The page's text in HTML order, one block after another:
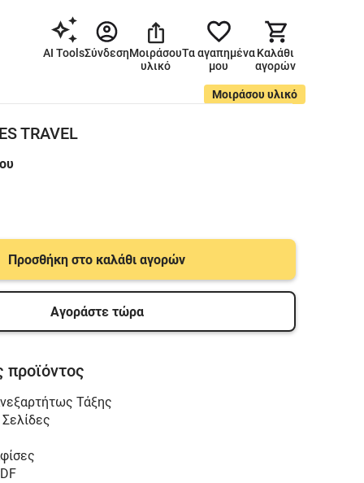
AI ToolsΣύνδεσηΜοιράσου
υλικό
Τα αγαπημένα
μου
Καλάθι
αγορών
Μοιράσου υλικό
TRAVEL
Προσθήκη στο καλάθι αγορών
Αγοράστε τώρα
προϊόντος
Τάξης
Σελίδες